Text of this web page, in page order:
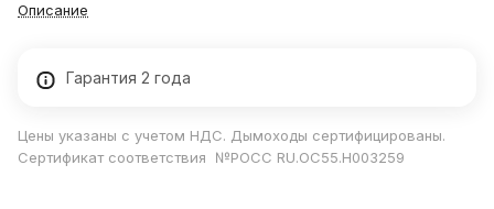
Описание
Гарантия 2 года
Цены указаны с учетом НДС. Дымоходы сертифицированы.
Сертификат соответствия №РОСС RU.ОС55.Н003259